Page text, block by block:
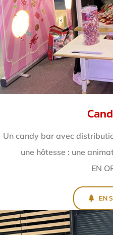
Un candy bar avec
une hôtesse : une
EN
EN